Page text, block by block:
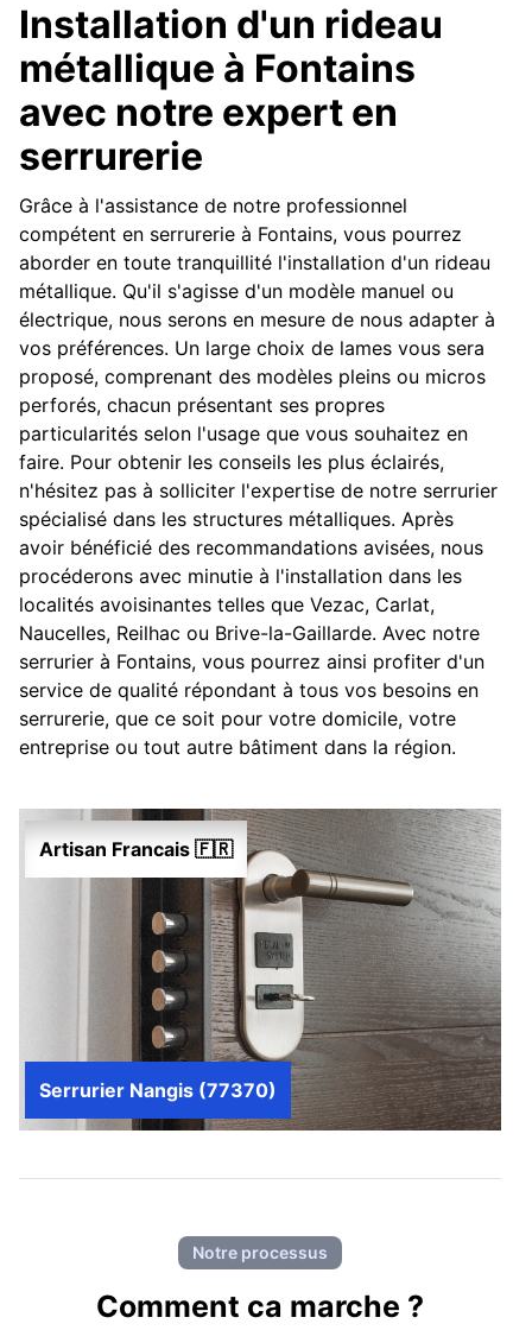
Installation d'un rideau
métallique à Fontains
avec notre expert en
serrurerie
Grâce à l'assistance de notre professionnel
compétent en serrurerie à Fontains, vous pourrez
aborder en toute tranquillité l'installation d'un rideau
métallique. Qu'il s'agisse d'un modèle manuel ou
électrique, nous serons en mesure de nous adapter à
vos préférences. Un large choix de lames vous sera
proposé, comprenant des modèles pleins ou micros
perforés, chacun présentant ses propres
particularités selon l'usage que vous souhaitez en
faire. Pour obtenir les conseils les plus éclairés,
n'hésitez pas à solliciter l'expertise de notre serrurier
spécialisé dans les structures métalliques. Après
avoir bénéficié des recommandations avisées, nous
procéderons avec minutie à l'installation dans les
localités avoisinantes telles que Vezac, Carlat,
Naucelles, Reilhac ou Brive-la-Gaillarde. Avec notre
serrurier à Fontains, vous pourrez ainsi profiter d'un
service de qualité répondant à tous vos besoins en
serrurerie, que ce soit pour votre domicile, votre
entreprise ou tout autre bâtiment dans la région.
Artisan Francais 🇫🇷
Serrurier Nangis (77370)
Notre processus
Comment ca marche ?